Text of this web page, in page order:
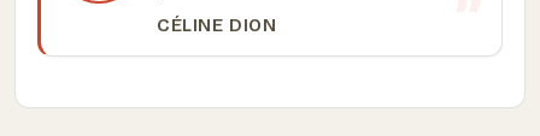
CÉLINE DION